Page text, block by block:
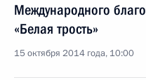
Международного
«Белая трость»
15 октября 2014 года, 10:00